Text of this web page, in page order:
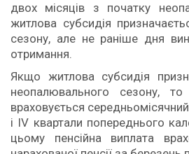
двох місяців з початку
житлова субсидія
сезону, але не раніше дня
отримання.
Якщо житлова субсидія
неопалювального сезону,
враховується
і IV квартали попереднього
цьому пенсійна виплата